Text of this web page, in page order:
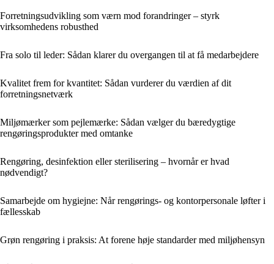
Forretningsudvikling som værn mod forandringer – styrk
virksomhedens robusthed
Fra solo til leder: Sådan klarer du overgangen til at få medarbejdere
Kvalitet frem for kvantitet: Sådan vurderer du værdien af dit
forretningsnetværk
Miljømærker som pejlemærke: Sådan vælger du bæredygtige
rengøringsprodukter med omtanke
Rengøring, desinfektion eller sterilisering – hvornår er hvad
nødvendigt?
Samarbejde om hygiejne: Når rengørings- og kontorpersonale løfter i
fællesskab
Grøn rengøring i praksis: At forene høje standarder med miljøhensyn